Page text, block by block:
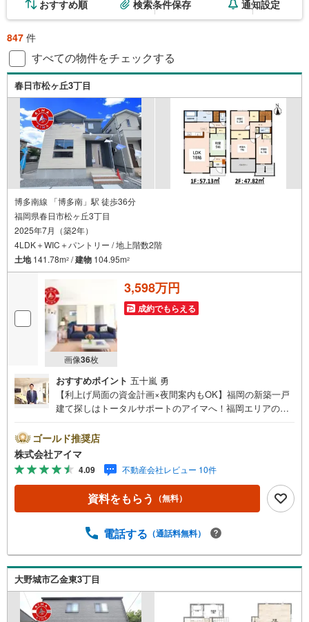
おすすめ順 検索条件保存 通知設定
847 件
すべての物件をチェックする
春日市松ヶ丘3丁目
博多南線 「博多南」駅 徒歩36分
福岡県春日市松ヶ丘3丁目
2025年7月（築2年）
4LDK＋WIC＋パントリー / 地上階数2階
土地141.78m2 /建物 104.95m2
画像36枚
3,598万円
成約でもらえる
おすすめポイント 五十嵐 勇
【利上げ局面の資金計画×夜間案内もOK】福岡の新築一戸
建て探しはトータルサポートのアイマへ！福岡エリアの最
画」から「物件選び」まで全力でバックアップいたしま
す。＼株式会社アイマが選ばれる2大サポート/【プロ目線
のローンの提案力】大手ネット銀行をはじめ多数の金融機
関と提携。お借入期間「最長50年」のプランや今注目の低
金利プランなど、購入後の生活にゆとりを持たせるための
最適な資金計画をご提案します。【フットワーク軽い安心
いて移動が大変」という方も大歓迎。平日・夜間の現地案
いたします。まずは『見るだけ』『ローン相談だけ』でも
大歓迎。お客様のペースを最優先し、無理な営業は一切行
いません。お客様のライフスタイルに合わせた快適な住ま
い探しをお手伝いいたします。まずはお気軽にお問い合わ
せくださいませ。
ゴールド推奨店
株式会社アイマ
4.09 不動産会社レビュー 10件
資料をもらう （無料）
電話する （通話料無料）
大野城市乙金東3丁目